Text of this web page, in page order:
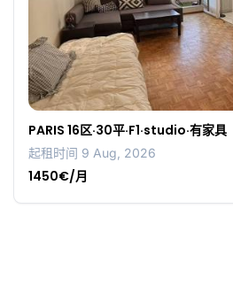
PARIS 16区·30平·F1·studio·有家具
起租时间 9 Aug, 2026
1450€/月